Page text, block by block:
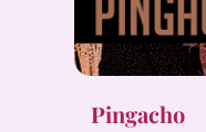
Pingacho